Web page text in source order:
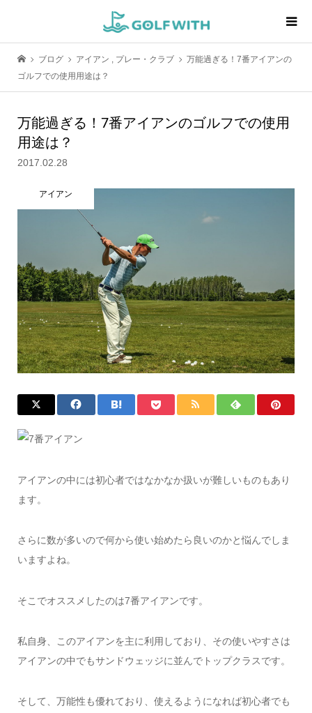
ブログ アイアン , プレー・クラブ
万能過ぎる！7番アイアンの
ゴルフでの使用用途は？
万能過ぎる！7番アイアンのゴルフでの使用
用途は？
2017.02.28
アイアン
アイアンの中には初心者ではなかなか扱いが難しいものもあり
ます。
さらに数が多いので何から使い始めたら良いのかと悩んでしま
いますよね。
そこでオススメしたのは7番アイアンです。
私自身、このアイアンを主に利用しており、その使いやすさは
アイアンの中でもサンドウェッジに並んでトップクラスです。
そして、万能性も優れており、使えるようになれば初心者でも